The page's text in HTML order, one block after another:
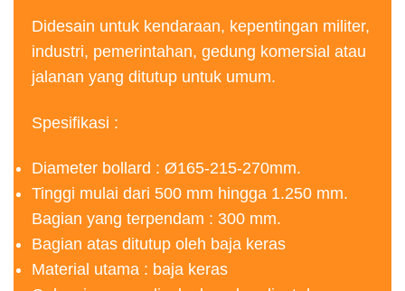
Didesain untuk kendaraan, kepentingan militer,
industri, pemerintahan, gedung komersial atau
jalanan yang ditutup untuk umum.
Spesifikasi :
Diameter bollard : Ø165-215-270mm.
Tinggi mulai dari 500 mm hingga 1.250 mm.
Bagian yang terpendam : 300 mm.
Bagian atas ditutup oleh baja keras
Material utama : baja keras